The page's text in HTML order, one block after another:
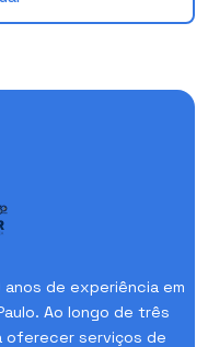
anos de experiência em
Ao longo de três
oferecer serviços de